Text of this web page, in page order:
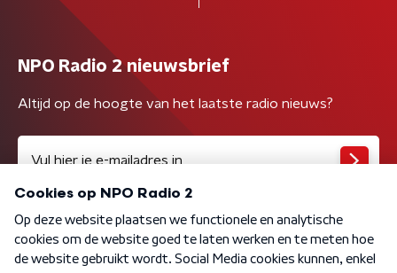
NPO Radio 2 nieuwsbrief
Altijd op de hoogte van het laatste radio nieuws?
Algemene voorwaarden